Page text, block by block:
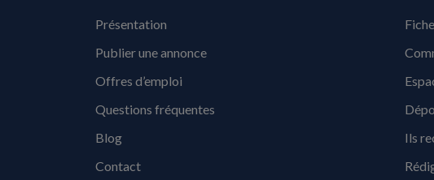
Présentation
Publier une annonce
Offres d’emploi
Questions fréquentes
Blog
Contact
Ils